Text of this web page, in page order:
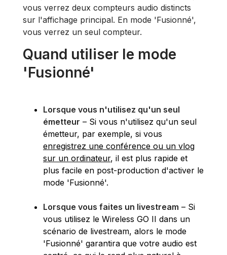
vous verrez deux compteurs audio distincts
sur l'affichage principal. En mode 'Fusionné',
vous verrez un seul compteur.
Quand utiliser le mode
'Fusionné'
Lorsque vous n'utilisez qu'un seul
émetteur – Si vous n'utilisez qu'un seul
émetteur, par exemple, si vous
enregistrez une conférence ou un vlog
sur un ordinateur, il est plus rapide et
plus facile en post-production d'activer le
mode 'Fusionné'.
Lorsque vous faites un livestream – Si
vous utilisez le Wireless GO II dans un
scénario de livestream, alors le mode
'Fusionné' garantira que votre audio est